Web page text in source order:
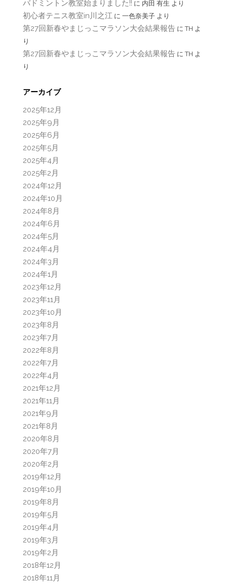
バドミントン教室始まりました!! に 内田 有生 より
初心者テニス教室in川之江 に 一色奈美子 より
第27回新春やまじっこマラソン大会結果報告 にTH よ
り
第27回新春やまじっこマラソン大会結果報告 にTH よ
り
アーカイブ
2025年12月
2025年9月
2025年6月
2025年5月
2025年4月
2025年2月
2024年12月
2024年10月
2024年8月
2024年6月
2024年5月
2024年4月
2024年3月
2024年1月
2023年12月
2023年11月
2023年10月
2023年8月
2023年7月
2022年8月
2022年7月
2022年4月
2021年12月
2021年11月
2021年9月
2021年8月
2020年8月
2020年7月
2020年2月
2019年12月
2019年10月
2019年8月
2019年5月
2019年4月
2019年3月
2019年2月
2018年12月
2018年11月